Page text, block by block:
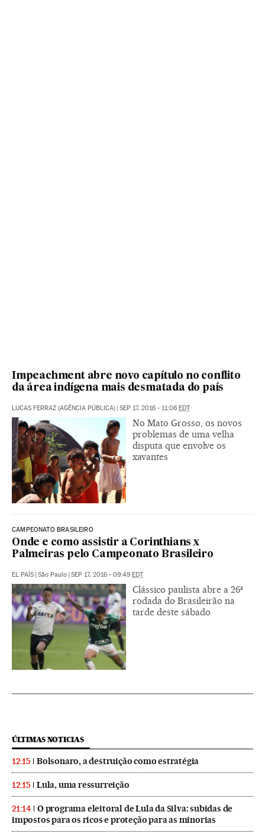
Impeachment abre novo capítulo no conflito
da área indígena mais desmatada do país
LUCAS FERRAZ (AGÊNCIA PÚBLICA) | SEP 17, 2016 - 11:06 EDT
No Mato Grosso, os novos
problemas de uma velha
disputa que envolve os
xavantes
CAMPEONATO BRASILEIRO
Onde e como assistir a Corinthians x
Palmeiras pelo Campeonato Brasileiro
EL PAÍS | São Paulo | SEP 17, 2016 - 09:49 EDT
Clássico paulista abre a 26ª
rodada do Brasileirão na
tarde deste sábado
ÚLTIMAS NOTICIAS
12:15 Bolsonaro, a destruição como estratégia
12:15 Lula, uma ressurreição
21:14
O programa eleitoral de Lula da Silva: subidas de
impostos para os ricos e proteção para as minorias